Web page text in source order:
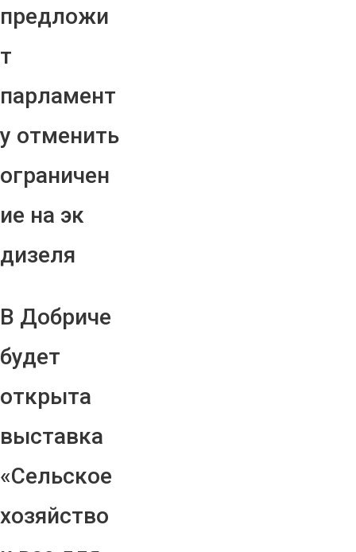
предложи
т
парламент
у отменить
ограничен
ие на эк
дизеля
В Добриче
будет
открыта
выставка
«Сельское
хозяйство